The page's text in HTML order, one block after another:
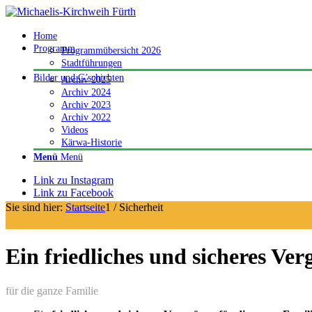
Home
ProgrammProgrammübersicht 2026
Stadtführungen
Bilder und G’schichten
Archiv 2025
Archiv 2024
Archiv 2023
Archiv 2022
Videos
Kärwa-Historie
Menü Menü
Link zu Instagram
Link zu Facebook
Sie sind hier: Startseite1 / Sicherheit
Ein friedliches und sicheres
für die ganze Familie